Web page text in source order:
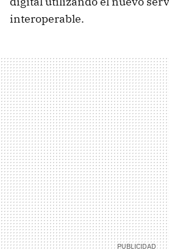
interoperable.